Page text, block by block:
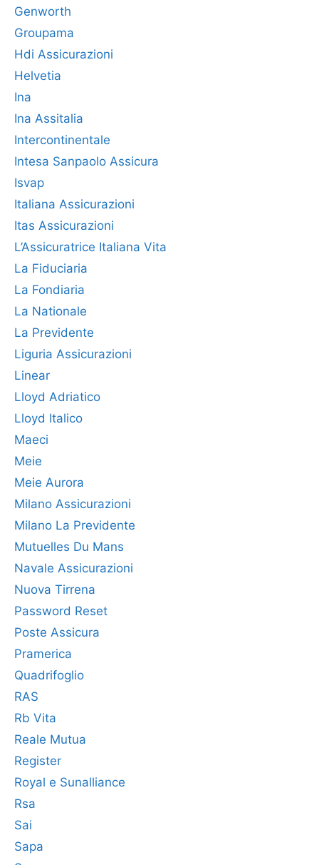
Genworth
Groupama
Hdi Assicurazioni
Helvetia
Ina
Ina Assitalia
Intercontinentale
Intesa Sanpaolo Assicura
Isvap
Italiana Assicurazioni
Itas Assicurazioni
L’Assicuratrice Italiana Vita
La Fiduciaria
La Fondiaria
La Nationale
La Previdente
Liguria Assicurazioni
Linear
Lloyd Adriatico
Lloyd Italico
Maeci
Meie
Meie Aurora
Milano Assicurazioni
Milano La Previdente
Mutuelles Du Mans
Navale Assicurazioni
Nuova Tirrena
Password Reset
Poste Assicura
Pramerica
Quadrifoglio
RAS
Rb Vita
Reale Mutua
Register
Royal e Sunalliance
Rsa
Sai
Sapa